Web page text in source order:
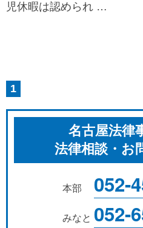
児休暇は認められ …
1
名古屋法律
法律相談・お
本部 052-
みなと 052-